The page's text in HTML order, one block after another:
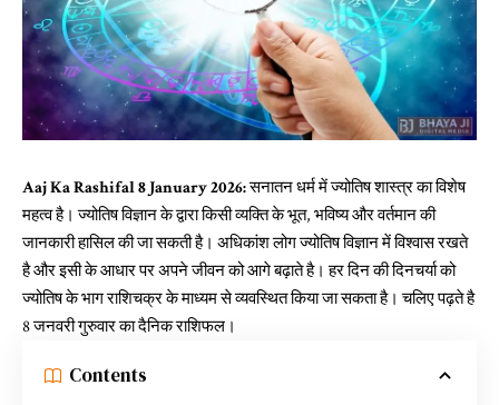
Aaj Ka Rashifal 8 January 2026:सनातन धर्म में ज्योतिष शास्त्र का विशेष
महत्व है। ज्योतिष विज्ञान के द्वारा किसी व्यक्ति के भूत, भविष्य और वर्तमान की
जानकारी हासिल की जा सकती है। अधिकांश लोग ज्योतिष विज्ञान में विश्वास रखते
है और इसी के आधार पर अपने जीवन को आगे बढ़ाते है। हर दिन की दिनचर्या को
ज्योतिष के भाग राशिचक्र के माध्यम से व्यवस्थित किया जा सकता है। चलिए पढ़ते है
8 जनवरी गुरुवार का दैनिक राशिफल।
Contents